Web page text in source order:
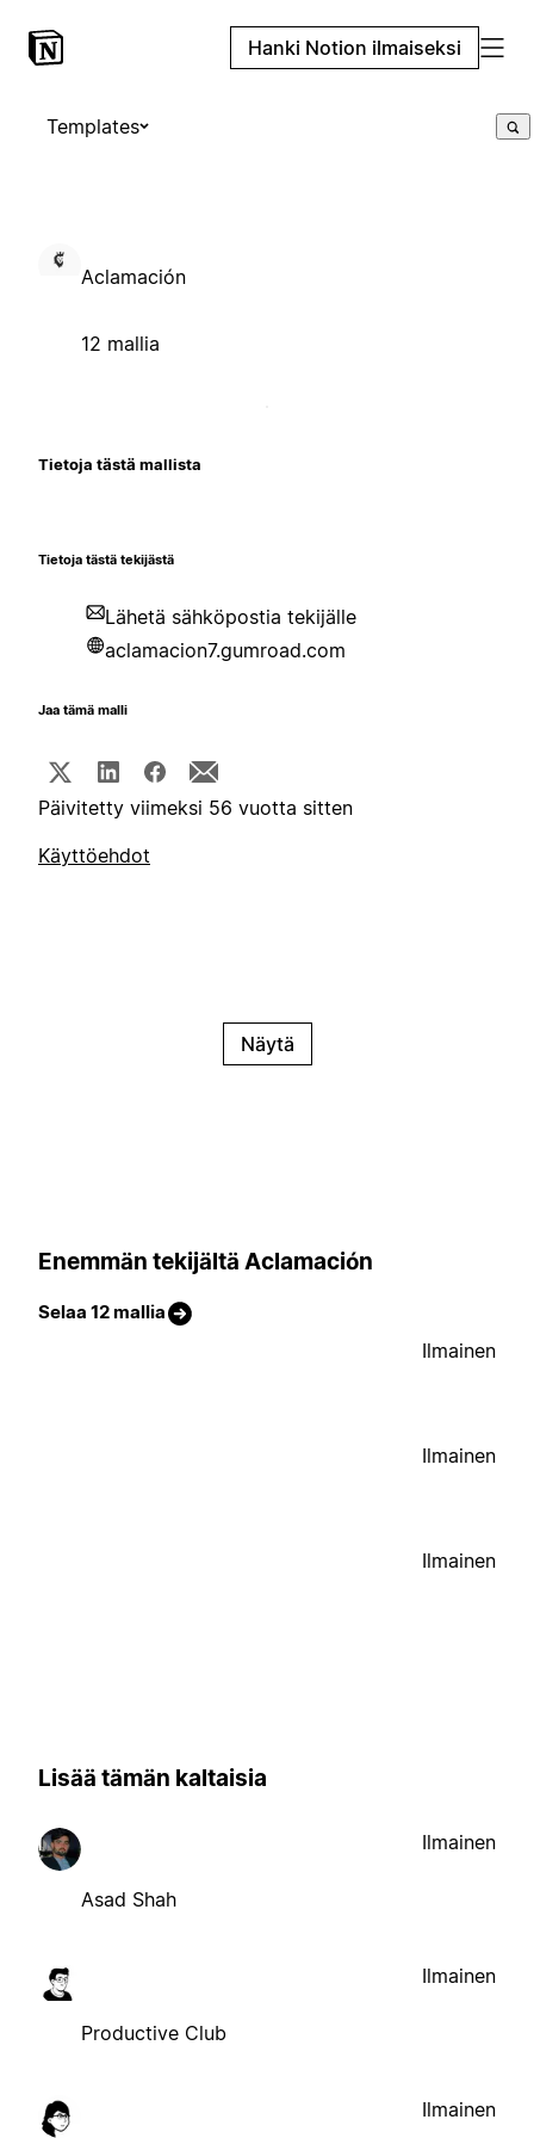
Hanki Notion ilmaiseksi
Templates
Aclamación
12 mallia
Tietoja tästä mallista
Tietoja tästä tekijästä
Lähetä sähköpostia tekijälle
aclamacion7.gumroad.com
Jaa tämä malli
Päivitetty viimeksi 56 vuotta sitten
Käyttöehdot
Näytä
Enemmän tekijältä Aclamación
Selaa 12 mallia
Ilmainen
Ilmainen
Ilmainen
Lisää tämän kaltaisia
Asad Shah
Ilmainen
Productive Club
Ilmainen
Ilmainen